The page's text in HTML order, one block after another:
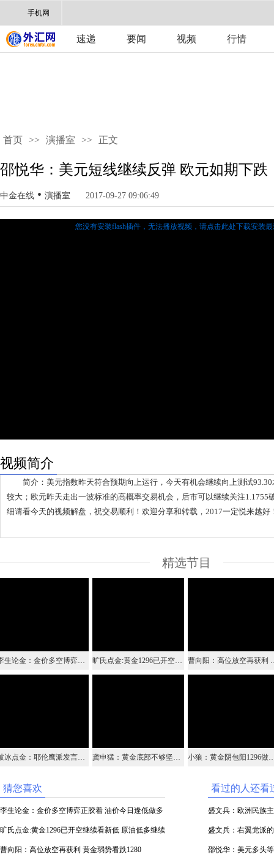
手机网
速递 要闻 视频 行情
首页 >> 演播室 >> 正文
邵悦华：美元短线继续反弹 欧元如期下跌
中金在线 • 演播室 2017-09-27 09:06:49
您没有安装flash插件，无法播放视频， 请点击此处下载安装
视频简介
简介：美元指数昨天符合预期向上运行，今天有机会继续向上测试93.30
较大；欧元昨天走出一波标准的高概率交易机会，后市可以继续关注1.1755
细请看今天的视频解盘，祝交易顺利！欢迎分享和转载，2017一定悦来越好
精选节目
李生论金：金价多空博弈正胶着 油价今日逢低做多看上升 旷氏点金:黄金1296已开空继续看新低 原油低多继续 曹向阳：高
破冰点金：耶伦鹰派发言助涨美元 避险情绪消退黄金下跌成常态 龚申猛：黄金底部不够坚实 还需回撤确认 小狼：黄金阴包阳
猜您喜欢
李生论金：金价多空博弈正胶着 油价今日逢低做多
看上升
旷氏点金:黄金1296已开空继续看新低 原油低多继续
曹向阳：高位放空再获利 黄金弱势看跌1280
看过的人还看
盛文兵：欧洲民族
盛文兵：右翼党派
美元
邵悦华：美元多头